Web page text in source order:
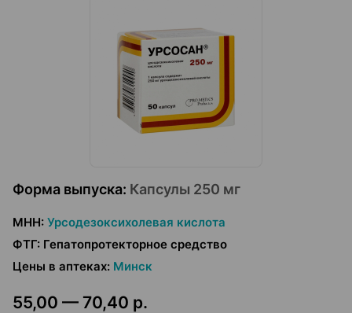
Форма выпуска: Капсулы 250 мг
МНН: Урсодезоксихолевая кислота
ФТГ: Гепатопротекторное средство
Цены в аптеках: Минск
55,00 — 70,40 р.